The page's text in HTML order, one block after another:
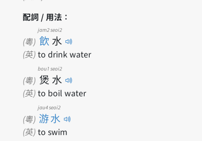
配詞 / 用法：
(粵) 飲
jam2
水
seoi2
(英) to drink water
(粵) 煲
bou1
水
seoi2
(英) to boil water
(粵) 游水
jau4 seoi2
(英) to swim